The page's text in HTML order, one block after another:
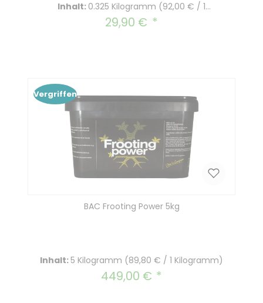
Inhalt: 0.325 Kilogramm (92,00 € / 1
Kilogramm)
Regulärer Preis:
29,90 €
Vergriffen
BAC Frooting Power 5kg
Inhalt:5 Kilogramm (89,80 € / 1 Kilogramm)
Regulärer Preis:
449,00 €